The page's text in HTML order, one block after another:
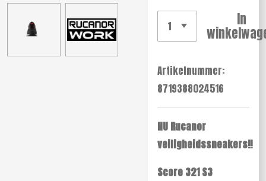
In
Artikelnummer:
8719388024516
NU Rucanor
veiligheidssneakers!!
Score 321 S3